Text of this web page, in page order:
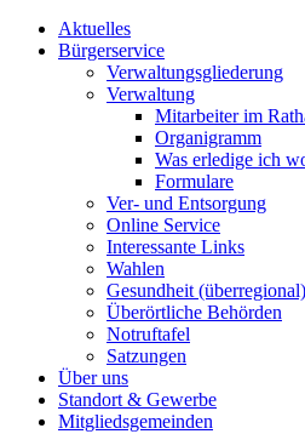
Aktuelles
Bürgerservice
Verwaltungsgliederung
Verwaltung
Mitarbeiter im
Organigramm
Was erledige ich
Formulare
Ver- und Entsorgung
Online Service
Interessante Links
Wahlen
Gesundheit (überregional)
Überörtliche Behörden
Notruftafel
Satzungen
Über uns
Standort & Gewerbe
Mitgliedsgemeinden